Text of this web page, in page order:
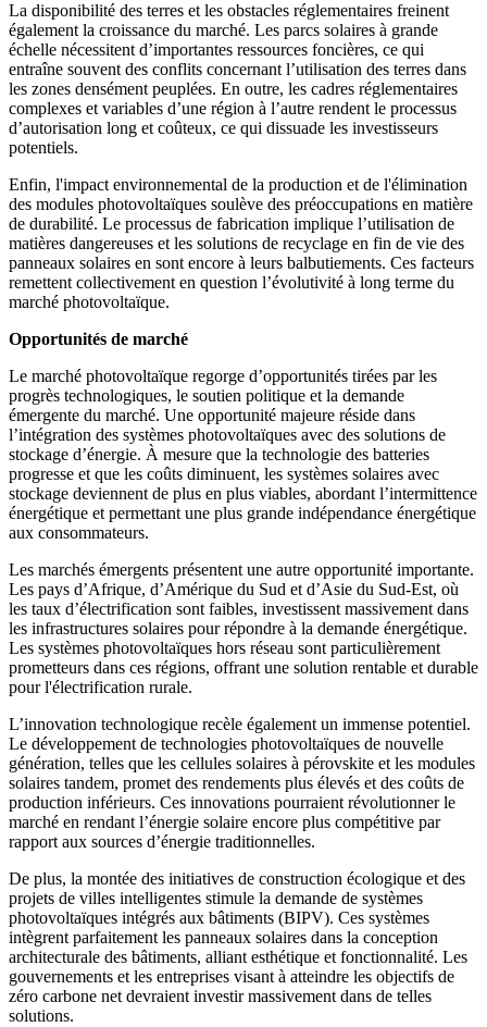
La disponibilité des terres et les obstacles réglementaires freinent
également la croissance du marché. Les parcs solaires à grande
échelle nécessitent d’importantes ressources foncières, ce qui
entraîne souvent des conflits concernant l’utilisation des terres dans
les zones densément peuplées. En outre, les cadres réglementaires
complexes et variables d’une région à l’autre rendent le processus
d’autorisation long et coûteux, ce qui dissuade les investisseurs
potentiels.
Enfin, l'impact environnemental de la production et de l'élimination
des modules photovoltaïques soulève des préoccupations en matière
de durabilité. Le processus de fabrication implique l’utilisation de
matières dangereuses et les solutions de recyclage en fin de vie des
panneaux solaires en sont encore à leurs balbutiements. Ces facteurs
remettent collectivement en question l’évolutivité à long terme du
marché photovoltaïque.
Opportunités de marché
Le marché photovoltaïque regorge d’opportunités tirées par les
progrès technologiques, le soutien politique et la demande
émergente du marché. Une opportunité majeure réside dans
l’intégration des systèmes photovoltaïques avec des solutions de
stockage d’énergie. À mesure que la technologie des batteries
progresse et que les coûts diminuent, les systèmes solaires avec
stockage deviennent de plus en plus viables, abordant l’intermittence
énergétique et permettant une plus grande indépendance énergétique
aux consommateurs.
Les marchés émergents présentent une autre opportunité importante.
Les pays d’Afrique, d’Amérique du Sud et d’Asie du Sud-Est, où
les taux d’électrification sont faibles, investissent massivement dans
les infrastructures solaires pour répondre à la demande énergétique.
Les systèmes photovoltaïques hors réseau sont particulièrement
prometteurs dans ces régions, offrant une solution rentable et durable
pour l'électrification rurale.
L’innovation technologique recèle également un immense potentiel.
Le développement de technologies photovoltaïques de nouvelle
génération, telles que les cellules solaires à pérovskite et les modules
solaires tandem, promet des rendements plus élevés et des coûts de
production inférieurs. Ces innovations pourraient révolutionner le
marché en rendant l’énergie solaire encore plus compétitive par
rapport aux sources d’énergie traditionnelles.
De plus, la montée des initiatives de construction écologique et des
projets de villes intelligentes stimule la demande de systèmes
photovoltaïques intégrés aux bâtiments (BIPV). Ces systèmes
intègrent parfaitement les panneaux solaires dans la conception
architecturale des bâtiments, alliant esthétique et fonctionnalité. Les
gouvernements et les entreprises visant à atteindre les objectifs de
zéro carbone net devraient investir massivement dans de telles
solutions.